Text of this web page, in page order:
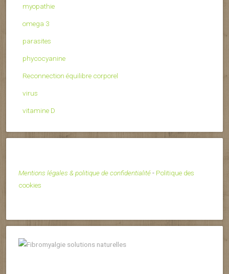
myopathie
omega 3
parasites
phycocyanine
Reconnection équilibre corporel
virus
vitamine D
Mentions légales & politique de confidentialité- Politique des
cookies